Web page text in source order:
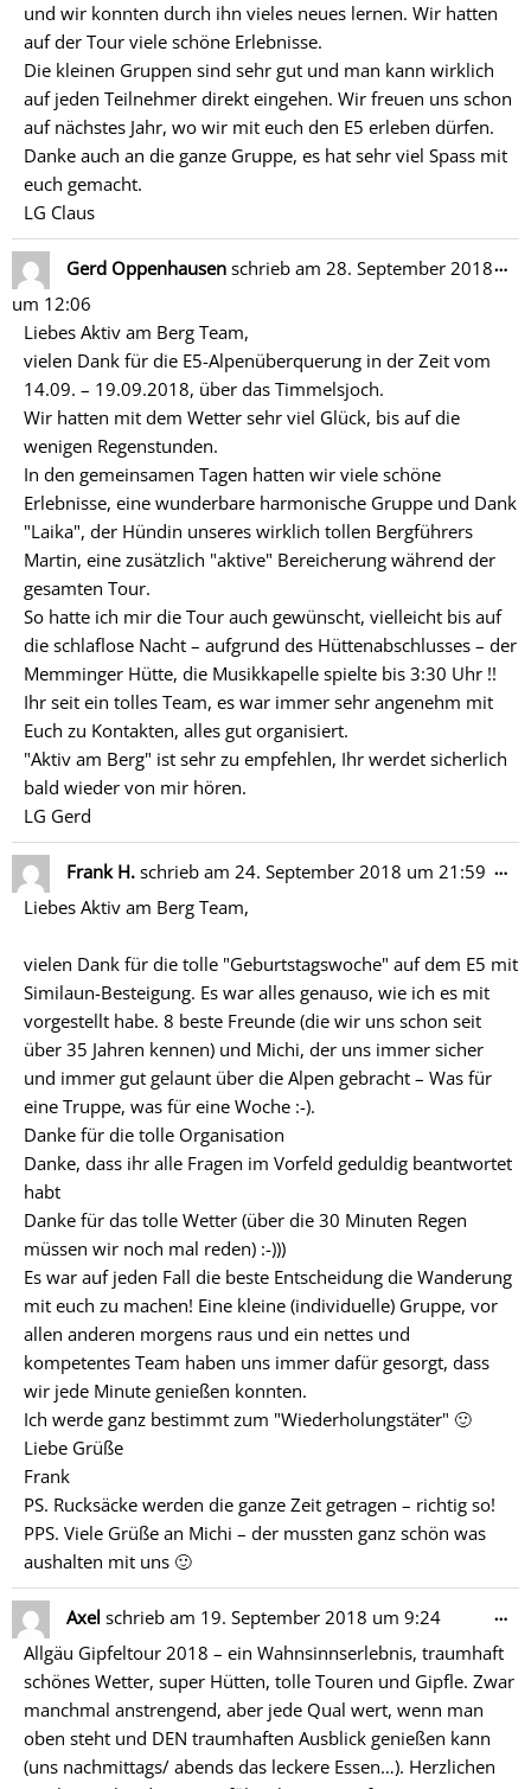
und wir konnten durch ihn vieles neues lernen. Wir hatten
auf der Tour viele schöne Erlebnisse.
Die kleinen Gruppen sind sehr gut und man kann wirklich
auf jeden Teilnehmer direkt eingehen. Wir freuen uns schon
auf nächstes Jahr, wo wir mit euch den E5 erleben dürfen.
Danke auch an die ganze Gruppe, es hat sehr viel Spass mit
euch gemacht.
LG Claus
Gerd Oppenhausen schrieb am 28. September 2018
um 12:06
Liebes Aktiv am Berg Team,
vielen Dank für die E5-Alpenüberquerung in der Zeit vom
14.09. – 19.09.2018, über das Timmelsjoch.
Wir hatten mit dem Wetter sehr viel Glück, bis auf die
wenigen Regenstunden.
In den gemeinsamen Tagen hatten wir viele schöne
Erlebnisse, eine wunderbare harmonische Gruppe und Dank
"Laika", der Hündin unseres wirklich tollen Bergführers
Martin, eine zusätzlich "aktive" Bereicherung während der
gesamten Tour.
So hatte ich mir die Tour auch gewünscht, vielleicht bis auf
die schlaflose Nacht – aufgrund des Hüttenabschlusses – der
Memminger Hütte, die Musikkapelle spielte bis 3:30 Uhr !!
Ihr seit ein tolles Team, es war immer sehr angenehm mit
Euch zu Kontakten, alles gut organisiert.
"Aktiv am Berg" ist sehr zu empfehlen, Ihr werdet sicherlich
bald wieder von mir hören.
LG Gerd
…
Frank H. schrieb am 24. September 2018 um 21:59
Liebes Aktiv am Berg Team,
vielen Dank für die tolle "Geburtstagswoche" auf dem E5 mit
Similaun-Besteigung. Es war alles genauso, wie ich es mit
vorgestellt habe. 8 beste Freunde (die wir uns schon seit
über 35 Jahren kennen) und Michi, der uns immer sicher
und immer gut gelaunt über die Alpen gebracht – Was für
eine Truppe, was für eine Woche :-).
Danke für die tolle Organisation
Danke, dass ihr alle Fragen im Vorfeld geduldig beantwortet
habt
Danke für das tolle Wetter (über die 30 Minuten Regen
müssen wir noch mal reden) :-)))
Es war auf jeden Fall die beste Entscheidung die Wanderung
mit euch zu machen! Eine kleine (individuelle) Gruppe, vor
allen anderen morgens raus und ein nettes und
kompetentes Team haben uns immer dafür gesorgt, dass
wir jede Minute genießen konnten.
Ich werde ganz bestimmt zum "Wiederholungstäter" 🙂
Liebe Grüße
Frank
PS. Rucksäcke werden die ganze Zeit getragen – richtig so!
PPS. Viele Grüße an Michi – der mussten ganz schön was
aushalten mit uns 🙂
…
Axel schrieb am 19. September 2018 um 9:24
Allgäu Gipfeltour 2018 – ein Wahnsinnserlebnis, traumhaft
schönes Wetter, super Hütten, tolle Touren und Gipfle. Zwar
manchmal anstrengend, aber jede Qual wert, wenn man
oben steht und DEN traumhaften Ausblick genießen kann
(uns nachmittags/ abends das leckere Essen…). Herzlichen
…